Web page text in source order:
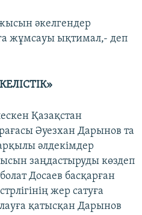
әкелгендер
жұмсауы ықтимал,- деп
Қазақстан
Әуезхан Дарынов та
әлдекімдер
заңдастыруды көздеп
Досаев басқарған
жер сатуға
қатысқан Дарынов